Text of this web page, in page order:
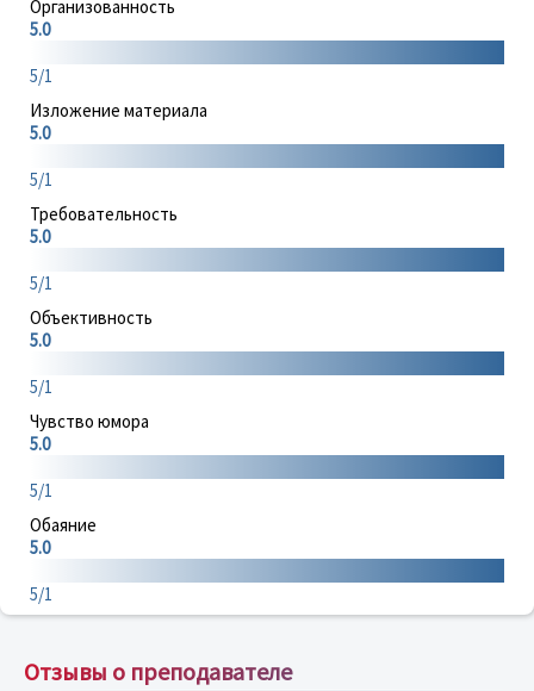
Организованность
5.0
5/1
Изложение материала
5.0
5/1
Требовательность
5.0
5/1
Объективность
5.0
5/1
Чувство юмора
5.0
5/1
Обаяние
5.0
5/1
Отзывы о преподавателе